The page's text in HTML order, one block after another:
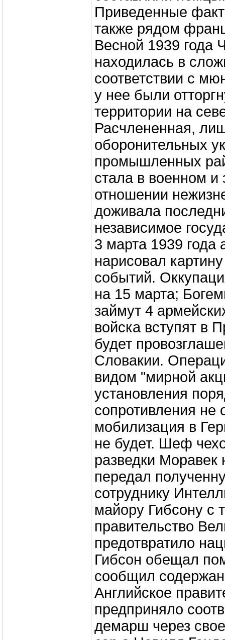
Приведенные
также рядом
Весной 1939 года
находилась в
соответствии с
у нее были
территории на
Расчлененная,
оборонительных
промышленных
стала в военном и
отношении
доживала
независимое
3 марта 1939 года
нарисовал
событий.
на 15 марта;
займут 4
войска вступят в
будет
Словакии.
видом "мирной
установления
сопротивления не
мобилизация в
не будет. Шеф
разведки Моравек
передал
сотруднику
майору Гибсону с
правительство
предотвратило
Гибсон обещал
сообщил
Английское
предприняло
демарш через